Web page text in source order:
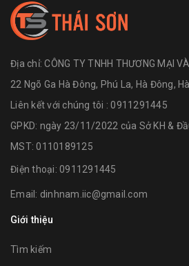
Địa chỉ:CÔNG TY TNHH THƯƠNG MẠI
22 Ngõ Ga Hà Đông, Phú La, Hà Đông,
Liên kết với chúng tôi : 0911291445
GPKD: ngày 23/11/2022 của Sở KH &
MST: 0110189125
Điện thoại: 0911291445
Email: dinhnam.iic@gmail.com
Giới thiệu
Tìm kiếm